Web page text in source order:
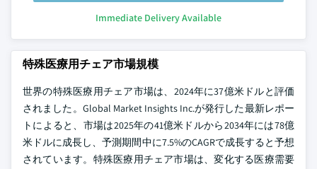
Immediate Delivery Available
特殊医療用チェア市場規模
世界の特殊医療用チェア市場は、2024年に37億米ドルと評価
されました。Global Market Insights Inc.が発行した最新レポー
トによると、市場は2025年の41億米ドルから2034年には78億
米ドルに成長し、予測期間中に7.5%のCAGRで成長すると予想
されています。特殊医療用チェア市場は、変化する医療需要